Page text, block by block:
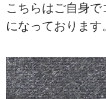
こちらはご自身
になっております。